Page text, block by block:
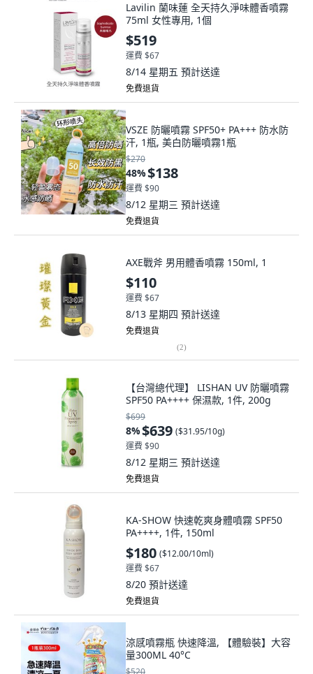
Lavilin 蘭味蓮 全天持久淨味體香噴霧
75ml 女性專用, 1個
$519
運費 $67
8/14 星期五 預計送達
免費退貨
VSZE 防曬噴霧 SPF50+ PA+++ 防水防
汗, 1瓶, 美白防曬噴霧1瓶
$270
48%$138
運費 $90
8/12 星期三 預計送達
免費退貨
AXE戰斧 男用體香噴霧 150ml, 1
$110
運費 $67
8/13 星期四 預計送達
免費退貨
(2)
【台灣總代理】 LISHAN UV 防曬噴霧
SPF50 PA++++ 保濕款, 1件, 200g
$699
8%$639 ($31.95/10g)
運費 $90
8/12 星期三 預計送達
免費退貨
KA-SHOW 快速乾爽身體噴霧 SPF50
PA++++, 1件, 150ml
$180 ($12.00/10ml)
運費 $67
8/20 預計送達
免費退貨
涼感噴霧瓶 快速降溫, 【體驗裝】大容
量300ML 40°C
$520